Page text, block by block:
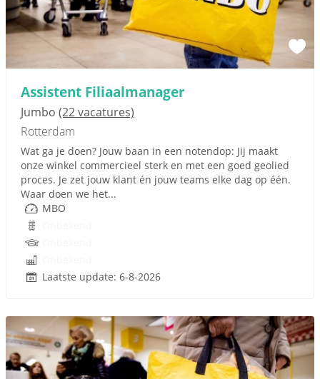
Assistent Filiaalmanager
Jumbo (22 vacatures)
Rotterdam
Wat ga je doen? Jouw baan in een notendop: Jij maakt
onze winkel commercieel sterk en met een goed geolied
proces. Je zet jouw klant én jouw teams elke dag op één.
Waar doen we het...
MBO
Laatste update: 6-8-2026